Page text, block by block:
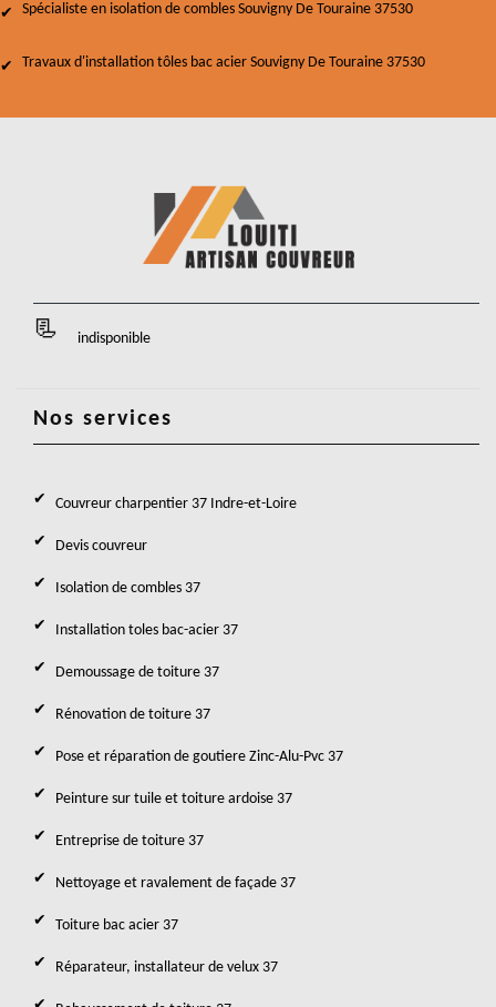
Spécialiste en isolation de combles Souvigny De Touraine 37530
Travaux d'installation tôles bac acier Souvigny De Touraine 37530
indisponible
Nos services
Couvreur charpentier 37 Indre-et-Loire
Devis couvreur
Isolation de combles 37
Installation toles bac-acier 37
Demoussage de toiture 37
Rénovation de toiture 37
Pose et réparation de goutiere Zinc-Alu-Pvc 37
Peinture sur tuile et toiture ardoise 37
Entreprise de toiture 37
Nettoyage et ravalement de façade 37
Toiture bac acier 37
Réparateur, installateur de velux 37